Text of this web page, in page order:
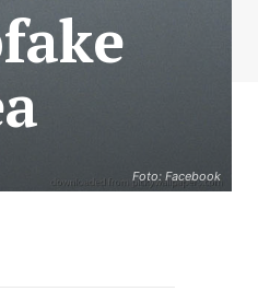
Foto: Facebook